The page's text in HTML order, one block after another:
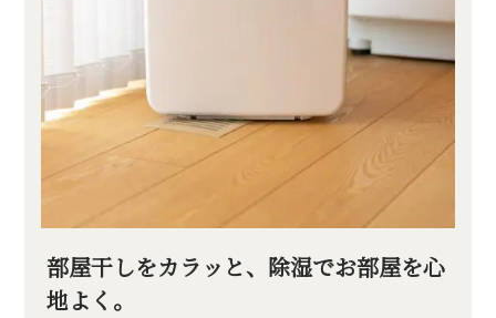
部屋干しをカラッと、除湿でお部屋を心
地よく。